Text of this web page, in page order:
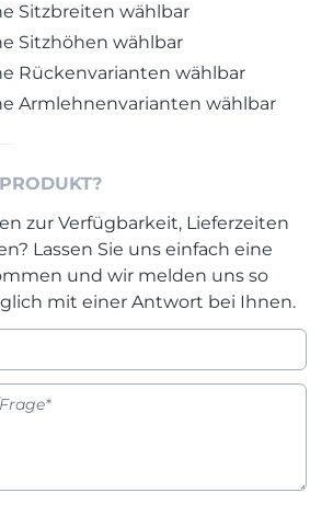
Sitzbreiten wählbar
Sitzhöhen wählbar
Rückenvarianten wählbar
Armlehnenvarianten wählbar
zur Verfügbarkeit, Lieferzeiten
Lassen Sie uns einfach eine
und wir melden uns so
mit einer Antwort bei Ihnen.